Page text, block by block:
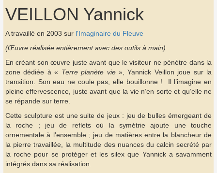
VEILLON Yannick
A travaillé en 2003 sur l'Imaginaire du Fleuve
(Œuvre réalisée entièrement avec des outils à main)
En créant son œuvre juste avant que le visiteur ne pénètre dans la
zone dédiée à « Terre planète vie », Yannick Veillon joue sur la
transition. Son eau ne coule pas, elle bouillonne ! Il l’imagine en
pleine effervescence, juste avant que la vie n’en sorte et qu’elle ne
se répande sur terre.
Cette sculpture est une suite de jeux : jeu de bulles émergeant de
la roche ; jeu de reflets où la symétrie ajoute une touche
ornementale à l’ensemble ; jeu de matières entre la blancheur de
la pierre travaillée, la multitude des nuances du calcin secrété par
la roche pour se protéger et les silex que Yannick a savamment
intégrés dans sa réalisation.